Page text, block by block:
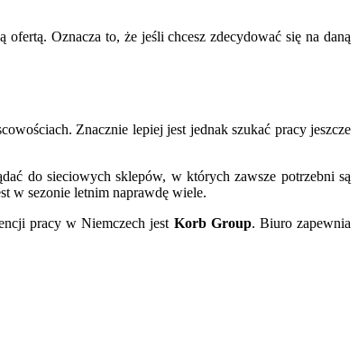
Oznacza to, że jeśli chcesz zdecydować się na daną
Znacznie lepiej jest jednak szukać pracy jeszcze
do sieciowych sklepów, w których zawsze potrzebni są
w sezonie letnim naprawdę wiele.
pracy w Niemczech jest Korb Group. Biuro zapewnia